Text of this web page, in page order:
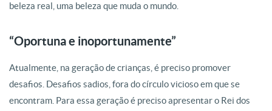
beleza real, uma beleza que muda o mundo.
“Oportuna e inoportunamente”
Atualmente, na geração de crianças, é preciso promover
desafios. Desafios sadios, fora do círculo vicioso em que se
encontram. Para essa geração é preciso apresentar o Rei dos